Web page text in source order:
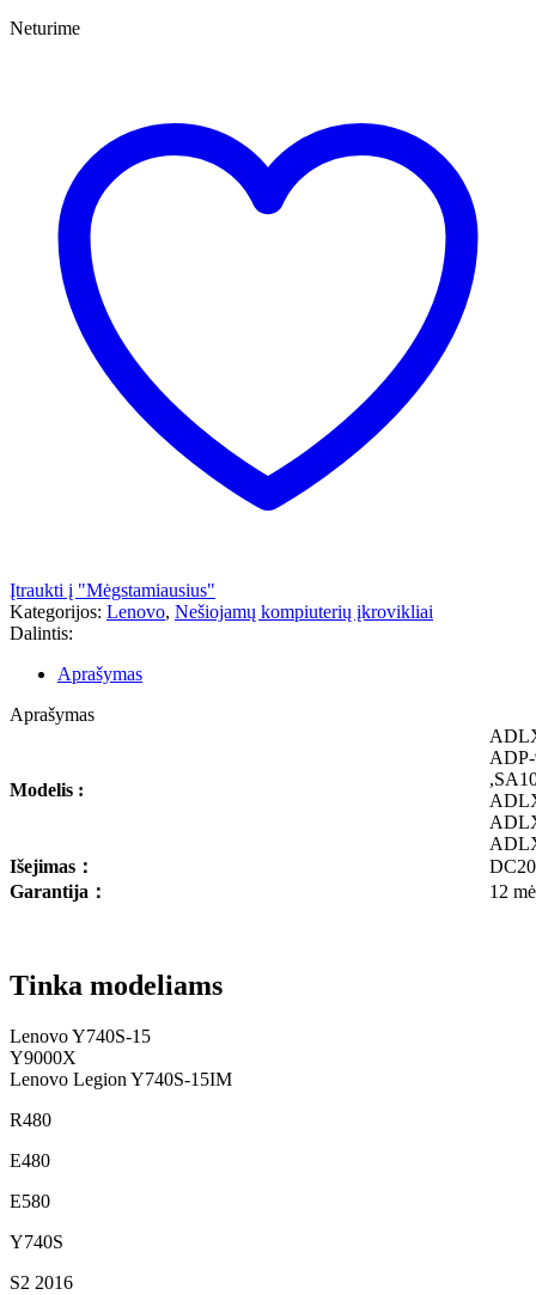
Neturime
Įtraukti į "Mėgstamiausius"
Kategorijos: Lenovo, Nešiojamų kompiuterių įkrovikliai
Dalintis:
Aprašymas
Aprašymas
Modelis :
Išejimas ：
Garantija ： 12
Tinka modeliams
Lenovo Y740S-15
Y9000X
Lenovo Legion Y740S-15IM
R480
E480
E580
Y740S
S2 2016